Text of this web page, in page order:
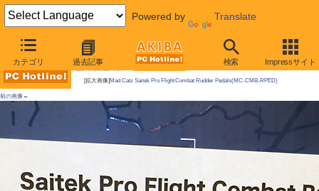
Powered by Translate
カテゴリ 過去記事 検索 Impressサイト
AKIBA PC Hotline!
[拡大画像] Mad Catz Saitek Pro Flight Combat Rudder Pedals(MC-CMB-RPED)
前の画像←